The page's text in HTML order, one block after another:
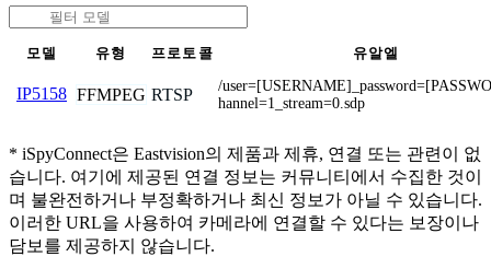
모델 유형 프로토콜 유알엘
IP5158 FFMPEG RTSP
/
hannel=1_stream=0.sdp
* iSpyConnect은 Eastvision의 제품과 제휴, 연결 또는 관련이 없
습니다. 여기에 제공된 연결 정보는 커뮤니티에서 수집한 것이
며 불완전하거나 부정확하거나 최신 정보가 아닐 수 있습니다.
이러한 URL을 사용하여 카메라에 연결할 수 있다는 보장이나
담보를 제공하지 않습니다.